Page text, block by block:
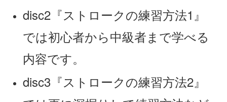
disc2『ストロークの練習方法1』
では初心者から中級者まで学べる
内容です。
disc3『ストロークの練習方法2』